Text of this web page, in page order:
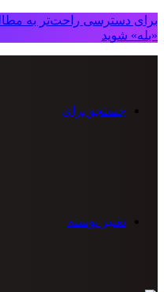
برای دسترسی راحت‌تر به
«بله» شوید
جستجو برای
تغییر پوسته